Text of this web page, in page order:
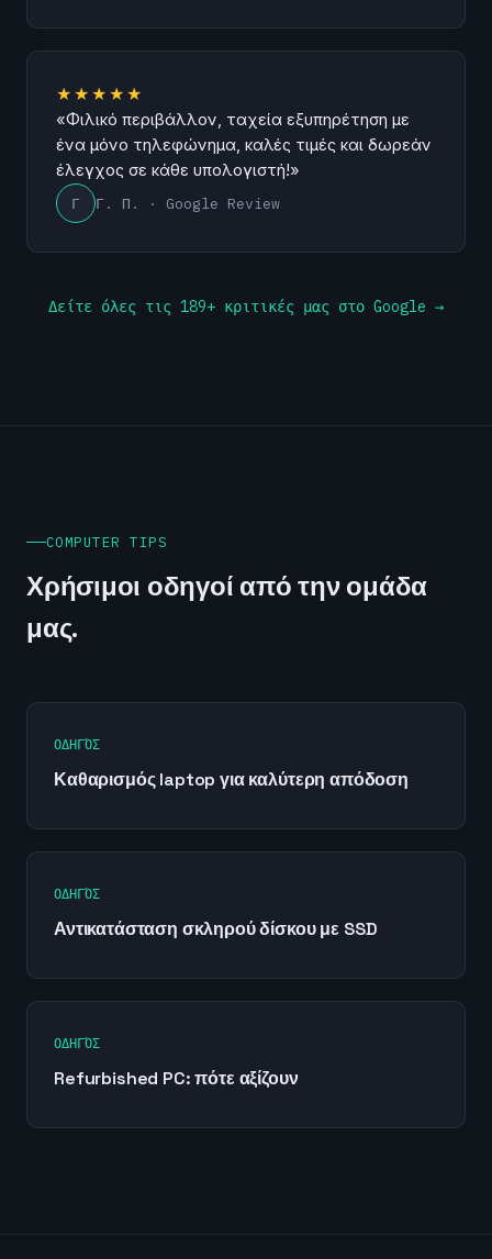
★★★★★
«Φιλικό περιβάλλον, ταχεία εξυπηρέτηση με
ένα μόνο τηλεφώνημα, καλές τιμές και δωρεάν
έλεγχος σε κάθε υπολογιστή!»
Γ Γ. Π. · Google Review
Δείτε όλες τις 189+ κριτικές μας στο Google →
COMPUTER TIPS
Χρήσιμοι οδηγοί από την ομάδα
μας.
ΟΔΗΓΌΣ
Καθαρισμός laptop για καλύτερη απόδοση
ΟΔΗΓΌΣ
Αντικατάσταση σκληρού δίσκου με SSD
ΟΔΗΓΌΣ
Refurbished PC: πότε αξίζουν